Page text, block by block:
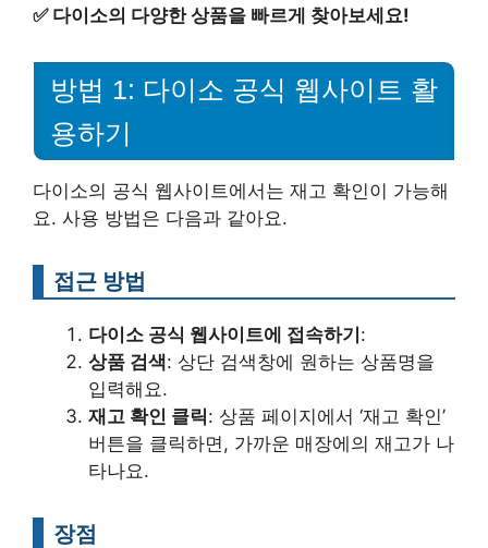
✅ 다이소의 다양한 상품을 빠르게 찾아보세요!
방법 1: 다이소 공식 웹사이트 활
용하기
다이소의 공식 웹사이트에서는 재고 확인이 가능해
요. 사용 방법은 다음과 같아요.
접근 방법
다이소 공식 웹사이트에 접속하기:
상품 검색: 상단 검색창에 원하는 상품명을
입력해요.
재고 확인 클릭: 상품 페이지에서 ‘재고 확인’
버튼을 클릭하면, 가까운 매장에의 재고가 나
타나요.
장점